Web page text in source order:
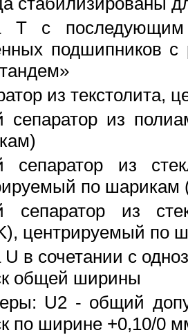
T с
подшипников
из текстолита,
сепаратор из
сепаратор из
по шарикам
сепаратор из
центрируемый по
U в сочетании с
общей ширины
U2 - общий
по ширине +0,10/0